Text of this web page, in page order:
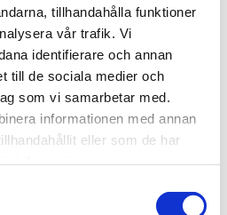
tillhandahålla funktioner
vår trafik. Vi
identifierare och annan
till de sociala medier och
som vi samarbetar med.
informationen med annan
eller som de har